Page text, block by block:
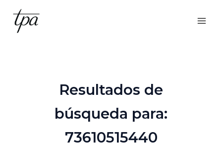
contenido
Resultados de
búsqueda para:
73610515440